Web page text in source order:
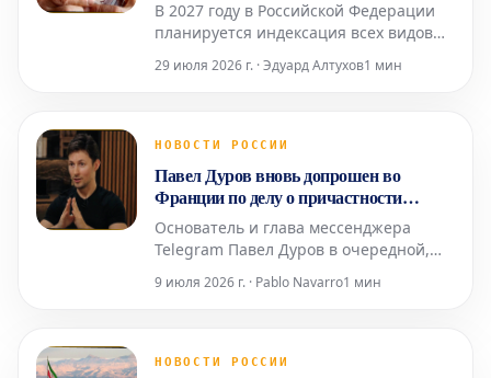
В 2027 году в Российской Федерации
планируется индексация всех видов
сроки и механизмы их осуществления
Об этом сообщила Людмила Иванова-
Торгово-промышленной пал
29 июля 2026 г. · Эдуард Алтухов1 мин
НОВОСТИ РОССИИ
Павел Дуров вновь допрошен во
Франции по делу о причастности
Telegram к преступной деятельности
Основатель и глава мессенджера
Telegram Павел Дуров в очередной,
уже четвертый раз прошел допрос в
Париже. Это произошло в среду, 8
агентство AFP. Следственные судьи,
9 июля 2026 г. · Pablo Navarro1 мин
НОВОСТИ РОССИИ